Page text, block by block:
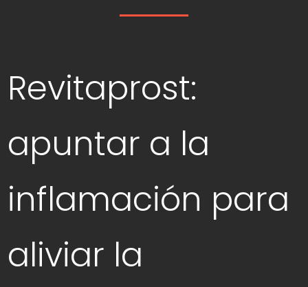
Revitaprost:
apuntar a la
inflamación para
aliviar la